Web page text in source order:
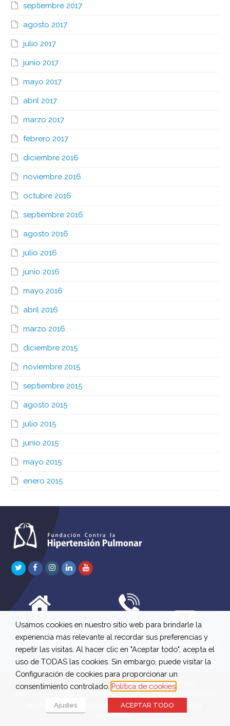
septiembre 2017
agosto 2017
julio 2017
junio 2017
mayo 2017
abril 2017
marzo 2017
febrero 2017
diciembre 2016
noviembre 2016
octubre 2016
septiembre 2016
agosto 2016
julio 2016
junio 2016
mayo 2016
abril 2016
marzo 2016
diciembre 2015
noviembre 2015
septiembre 2015
agosto 2015
julio 2015
junio 2015
mayo 2015
enero 2015
TwitterFacebook
Instagram
LinkedInYoutube
C/ Río Jordán 7 bajo
A 28981 Parla Madrid
647 630 515
661 73 42 04
613 22 15 27
info@fchp.es
© 2026 Fundación Contra la Hipertensión Pulmonar
Términos legales|Aviso Legal
privacidad|Política de cookies |Política de devoluciones y
reembolsos
Usamos cookies en nuestro sitio web para brindarle la
experiencia más relevante al recordar sus preferencias y
repetir las visitas. Al hacer clic en "Aceptar todo", acepta el
uso de TODAS las cookies. Sin embargo, puede visitar la
Configuración de cookies para proporcionar un
consentimiento controlado. Política de cookies
Ajustes ACEPTAR TODO